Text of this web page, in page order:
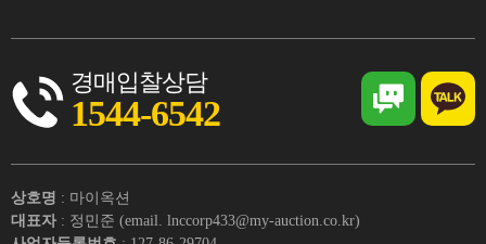
경매입찰상담
1544-6542
상호명 : 마이옥션
대표자 : 정민준 (email. lnccorp433@my-auction.co.kr)